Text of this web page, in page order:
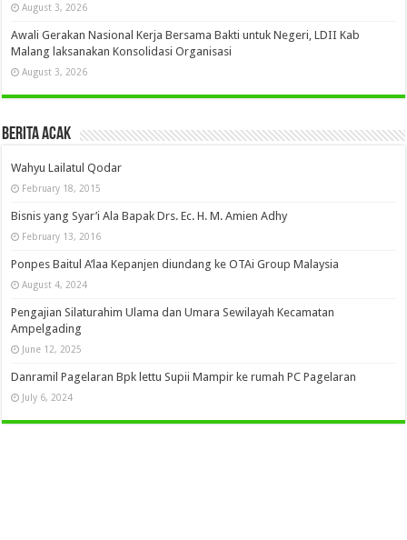
August 3, 2026
Awali Gerakan Nasional Kerja Bersama Bakti untuk Negeri, LDII Kab
Malang laksanakan Konsolidasi Organisasi
August 3, 2026
Berita Acak
Wahyu Lailatul Qodar
February 18, 2015
Bisnis yang Syar’i Ala Bapak Drs. Ec. H. M. Amien Adhy
February 13, 2016
Ponpes Baitul A’laa Kepanjen diundang ke OTAi Group Malaysia
August 4, 2024
Pengajian Silaturahim Ulama dan Umara Sewilayah Kecamatan
Ampelgading
June 12, 2025
Danramil Pagelaran Bpk lettu Supii Mampir ke rumah PC Pagelaran
July 6, 2024